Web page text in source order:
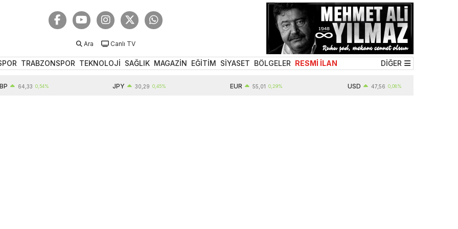
Ara Canlı TV
TRABZONSPOR TEKNOLOJİ SAĞLIK MAGAZİN EĞİTİM SİYASET BÖLGELER RESMİ İLAN DİĞER
64,33 0,54% 30,29 0,45% 55,01 0,29% 47,56 0,08%